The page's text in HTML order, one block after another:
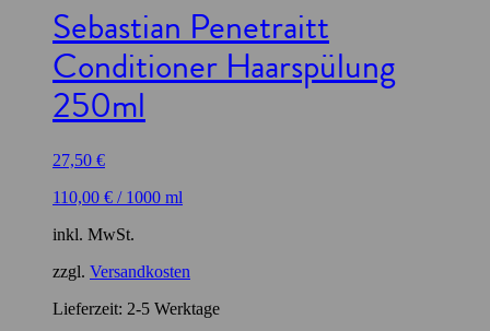
Sebastian Penetraitt
Conditioner Haarspülung
250ml
27,50 €
110,00 € / 1000 ml
inkl. MwSt.
zzgl. Versandkosten
Lieferzeit: 2-5 Werktage